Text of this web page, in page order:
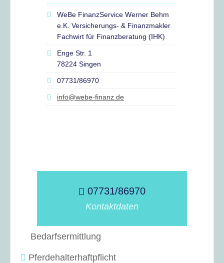
WeBe FinanzService Werner Behm
e.K. Versicherungs- & Finanzmakler
Fachwirt für Finanzberatung (IHK)
Enge Str. 1
78224 Singen
07731/86970
info@webe-finanz.de
07731/86970
Kontaktdaten
Bedarfsermittlung
Pferdehalterhaftpflicht